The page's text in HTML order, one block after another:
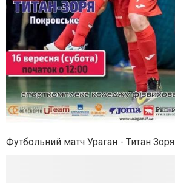
Футбольний матч Ураган - Титан Зоря